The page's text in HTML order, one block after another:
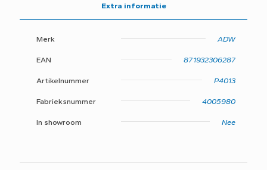
Extra informatie
Merk ADW
EAN 871932306287
Artikelnummer P4013
Fabrieksnummer 4005980
In showroom Nee